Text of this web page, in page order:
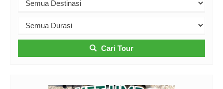
Cari Tour